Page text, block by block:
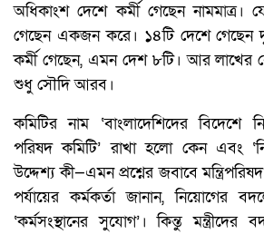
অধিকাংশ দেশে কর্মী গেছেন নামমাত্র।
গেছেন একজন করে। ১৪টি দেশে গেছেন
কর্মী গেছেন, এমন দেশ ৮টি। আর লাখের
শুধু সৌদি আরব।
কমিটির নাম ‘বাংলাদেশিদের বিদেশে
পরিষদ কমিটি’ রাখা হলো কেন এবং
উদ্দেশ্য কী—এমন প্রশ্নের জবাবে
পর্যায়ের কর্মকর্তা জানান, নিয়োগের
‘কর্মসংস্থানের সুযোগ’। কিন্তু মন্ত্রীদের